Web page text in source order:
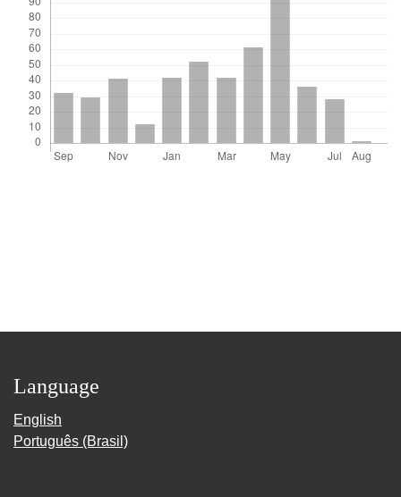
Language
English
Português (Brasil)